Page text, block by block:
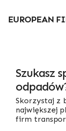
treści
EUROPEAN
Szukasz
Skorzystaj z
największej
firm